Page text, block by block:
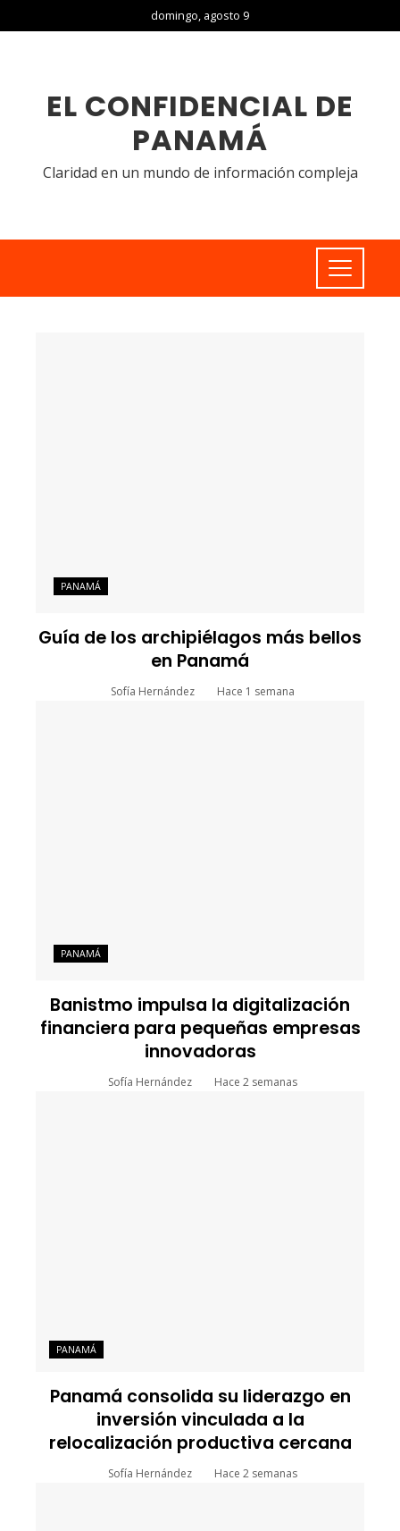
domingo, agosto 9
EL CONFIDENCIAL DE
PANAMÁ
Claridad en un mundo de información compleja
PANAMÁ
Guía de los archipiélagos más bellos
en Panamá
Sofía Hernández Hace 1 semana
PANAMÁ
Banistmo impulsa la digitalización
financiera para pequeñas empresas
innovadoras
Sofía Hernández Hace 2 semanas
PANAMÁ
Panamá consolida su liderazgo en
inversión vinculada a la
relocalización productiva cercana
Sofía Hernández Hace 2 semanas